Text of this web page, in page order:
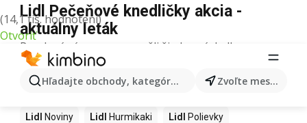
(14,1 tis. hodnotení)
Otvoriť
Hľadajte obchody, kategórie, produkty... Zvoľte mesto
Lidl Pečeňové knedličky akcia -
aktuálny leták
Pre daný výraz sme nenašli žiadne výsledky.
Ďalšie produkty v obchodoch Lidl
Lidl Kapor Ashwagandha Nintendo Switch
Lidl Noviny Lidl Hurmikaki Lidl Polievky